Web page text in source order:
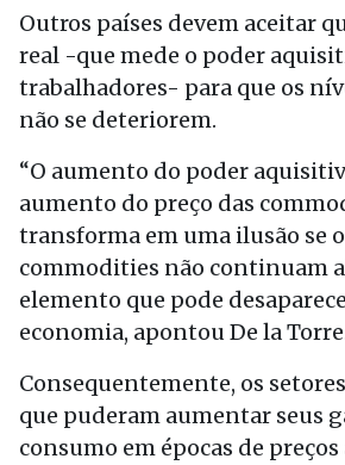
Outros países devem aceitar
real -que mede o poder
trabalhadores- para que os
não se deteriorem.
“O aumento do poder
aumento do preço das
transforma em uma ilusão se
commodities não continuam
elemento que pode
economia, apontou De la
Consequentemente, os
que puderam aumentar seus
consumo em épocas de